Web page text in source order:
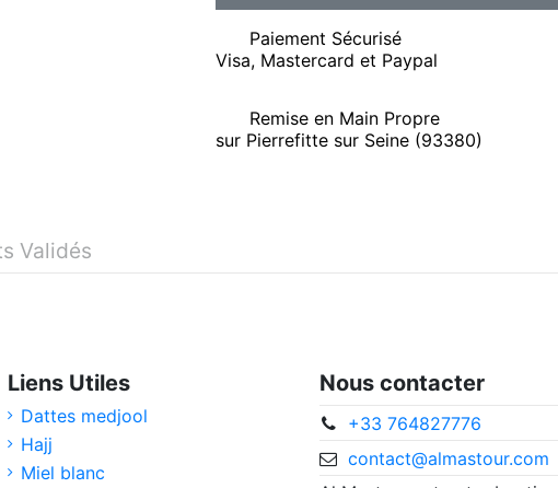
Paiement Sécurisé
Visa, Mastercard et Paypal
Remise en Main Propre
sur Pierrefitte sur Seine (93380)
Validés
Liens Utiles
Dattes medjool
Hajj
Miel blanc
Nous contacter
+33 764827776
contact@almastour.com